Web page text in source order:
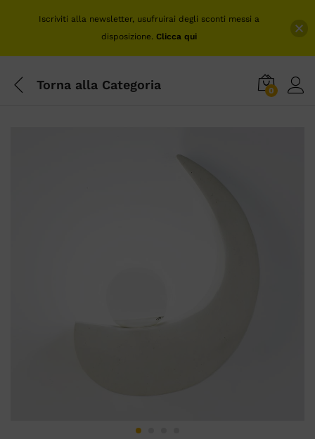
Torna alla Categoria 0
Iscriviti alla newsletter, usufruirai degli sconti messi a
disposizione. Clicca qui